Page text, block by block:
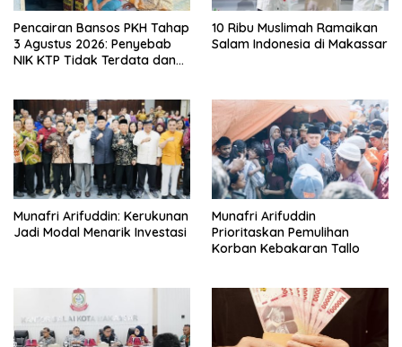
Pencairan Bansos PKH Tahap
3 Agustus 2026: Penyebab
NIK KTP Tidak Terdata dan
10 Ribu Muslimah Ramaikan
Salam Indonesia di Makassar
Munafri Arifuddin: Kerukunan
Jadi Modal Menarik Investasi
Munafri Arifuddin
Prioritaskan Pemulihan
Korban Kebakaran Tallo